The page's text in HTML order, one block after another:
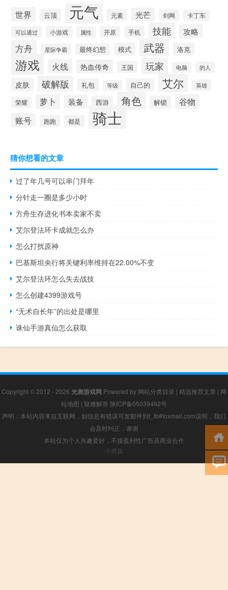
世界 云顶 元气 元素 光芒 剑网 卡丁车
可以通过 小游戏 属性 开原 手机 技能 攻略
方舟 星际争霸 最终幻想 模式 武器 洛克
游戏 火线 热血传奇 王国 玩家 电脑 的人
皮肤 破解版 礼包 等级 自己的 艾尔 英雄
荣耀 萝卜 装备 西游 角色 解锁 谷物
账号 跑跑 都是 骑士
猜你想看的文章
过了年几号可以串门拜年
分针走一圈是多少小时
方舟生存进化书本卖家不卖
艾尔登法环卡成就怎么办
怎么打扰原神
巴基斯坦央行将关键利率维持在22.00%不变
艾尔登法环怎么失去战技
怎么创建4399游戏号
“无术自长年”的出处是哪里
诛仙手游真仙怎么获取
Copyright © 2012 - 2026 光彪游戏网 Powered by 网站分类目录 | 精选推荐文章 | 网
站地图 | 疑难解答 陕ICP备05039492号
声明：本站内容来自互联网，如信息有错误可发邮件到f_fb#foxmail.com说明，我们
会及时纠正，谢谢
本站仅为个人兴趣爱好，不接盈利性广告及商业合作
小男孩